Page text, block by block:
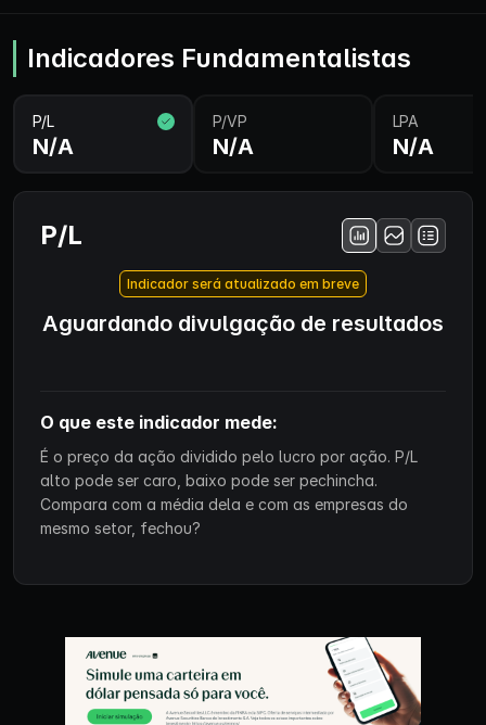
Indicadores Fundamentalistas
P/L
N/A
P/VP
N/A
LPA
N/A
P/L
Indicador será atualizado em breve
Aguardando divulgação de resultados
O que este indicador mede:
É o preço da ação dividido pelo lucro por ação. P/L
alto pode ser caro, baixo pode ser pechincha.
Compara com a média dela e com as empresas do
mesmo setor, fechou?